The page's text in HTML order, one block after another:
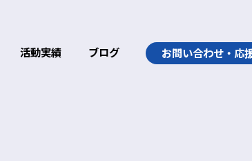
活動実績 ブログ お問い合わせ・応